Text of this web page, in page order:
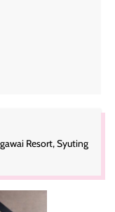
Resort, Syuting